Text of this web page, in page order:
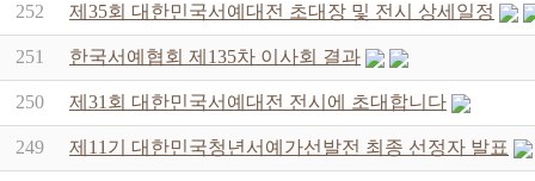
252 제35회 대한민국서예대전 초대장 및 전시 상세일정
251 한국서예협회 제135차 이사회 결과
250 제31회 대한민국서예대전 전시에 초대합니다
249 제11기 대한민국청년서예가선발전 최종 선정자 발표